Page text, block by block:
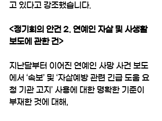
고 있다고 강조했습니다.
<정기회의 안건 2. 연예인 자살 및 사생활
보도에 관한 건>
지난달부터 이어진 연예인 사망 사건 보도
에서 ‘속보’ 및 ‘자살예방 관련 긴급 도움 요
청 기관 고지’ 사용에 대한 명확한 기준이
부재한 것에 대해,